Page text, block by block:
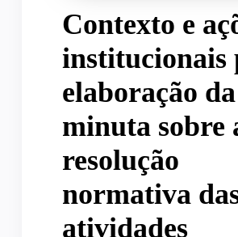
Contexto e
institucionais
elaboração da
minuta sobre
resolução
normativa
atividades